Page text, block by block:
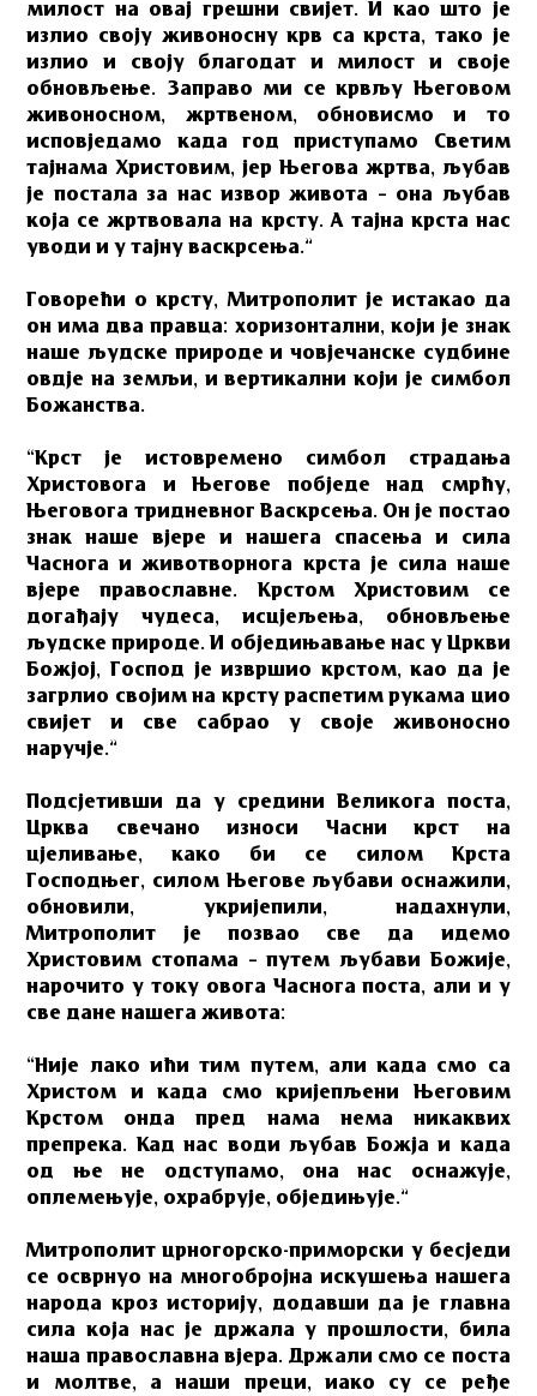
милост на овај грешни свијет. И као што је
излио своју живоносну крв са крста, тако је
излио и своју благодат и милост и своје
обновљење. Заправо ми се крвљу Његовом
живоносном, жртвеном, обновисмо и то
исповједамо када год приступамо Светим
тајнама Христовим, јер Његова жртва, љубав
је постала за нас извор живота – она љубав
која се жртвовала на крсту. А тајна крста нас
уводи и у тајну васкрсења.”
Говорећи о крсту, Митрополит је истакао да
он има два правца: хоризонтални, који је знак
наше људске природе и човјечанске судбине
овдје на земљи, и вертикални који је симбол
Божанства.
“Крст је истовремено симбол страдања
Христовога и Његове побједе над смрћу,
Његовога тридневног Васкрсења. Он је постао
знак наше вјере и нашега спасења и сила
Часнога и животворнога крста је сила наше
вјере православне. Крстом Христовим се
догађају чудеса, исцјељења, обновљење
људске природе. И обједињавање нас у Цркви
Божјој, Господ је извршио крстом, као да је
загрлио својим на крсту распетим рукама цио
свијет и све сабрао у своје живоносно
наручје.”
Подсјетивши да у средини Великога поста,
Црква свечано износи Часни крст на
цјеливање, како би се силом Крста
Господњег, силом Његове љубави оснажили,
обновили, укријепили, надахнули,
Митрополит је позвао све да идемо
Христовим стопама – путем љубави Божије,
нарочито у току овога Часнога поста, али и у
све дане нашега живота:
“Није лако ићи тим путем, али када смо са
Христом и када смо кријепљени Његовим
Крстом онда пред нама нема никаквих
препрека. Кад нас води љубав Божја и када
од ње не одступамо, она нас оснажује,
оплемењује, охрабрује, обједињује.”
Митрополит црногорско-приморски у бесједи
се осврнуо на многобројна искушења нашега
народа кроз историју, додавши да је главна
сила која нас је држала у прошлости, била
наша православна вјера. Држали смо се поста
и молтве, а наши преци, иако су се ређе